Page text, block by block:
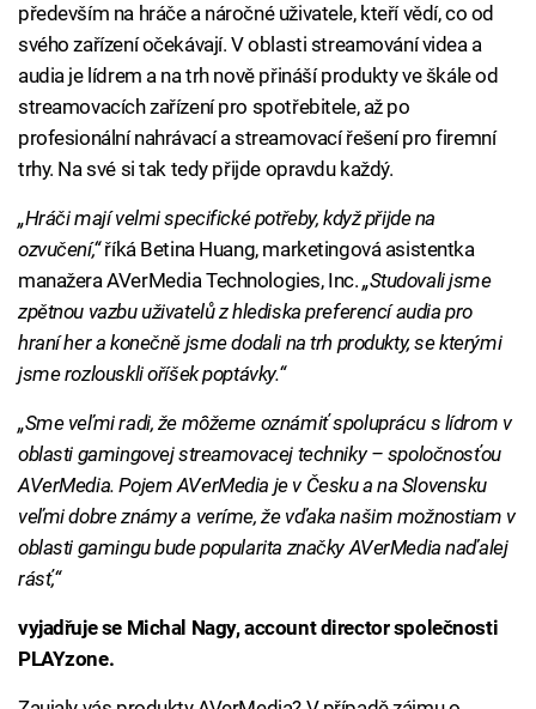
především na hráče a náročné uživatele, kteří vědí, co od
svého zařízení očekávají. V oblasti streamování videa a
audia je lídrem a na trh nově přináší produkty ve škále od
streamovacích zařízení pro spotřebitele, až po
profesionální nahrávací a streamovací řešení pro firemní
trhy. Na své si tak tedy přijde opravdu každý.
„Hráči mají velmi specifické potřeby, když přijde na
ozvučení,“říká Betina Huang, marketingová asistentka
manažera AVerMedia Technologies, Inc. „Studovali jsme
zpětnou vazbu uživatelů z hlediska preferencí audia pro
hraní her a konečně jsme dodali na trh produkty, se kterými
jsme rozlouskli oříšek poptávky.“
„Sme veľmi radi, že môžeme oznámiť spoluprácu s lídrom v
oblasti gamingovej streamovacej techniky – spoločnosťou
AVerMedia. Pojem AVerMedia je v Česku a na Slovensku
veľmi dobre známy a veríme, že vďaka našim možnostiam v
oblasti gamingu bude popularita značky AVerMedia naďalej
rásť,“
vyjadřuje se Michal Nagy, account director společnosti
PLAYzone.